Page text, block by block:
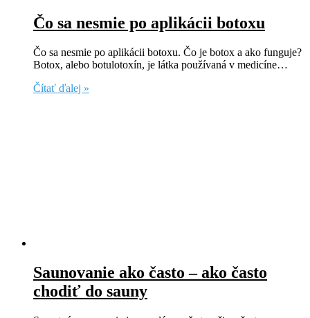
Čo sa nesmie po aplikácii botoxu
Čo sa nesmie po aplikácii botoxu. Čo je botox a ako funguje?
Botox, alebo botulotoxín, je látka používaná v medicíne…
Čítať ďalej »
Saunovanie ako často – ako často
chodiť do sauny